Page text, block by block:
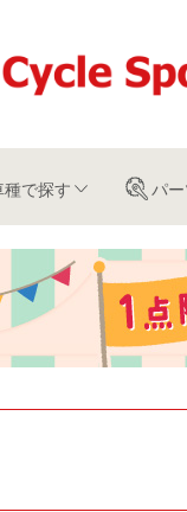
種で探す パ